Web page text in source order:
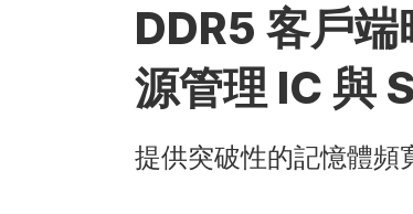
DDR5 客戶
源管理 IC 與
提供突破性的記憶體頻